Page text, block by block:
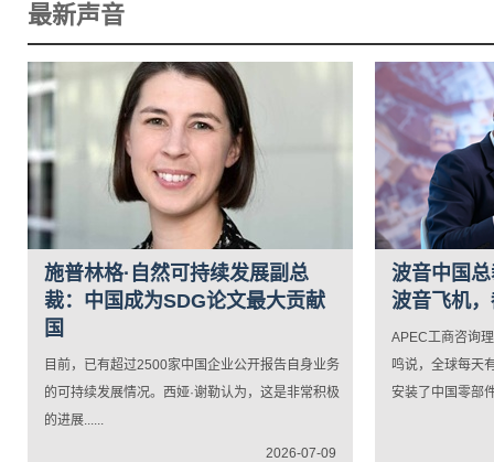
最新声音
施普林格·自然可持续发展副总
裁：中国成为SDG论文最大贡献
国
目前，已有超过2500家中国企业公开报告自身业务
的可持续发展情况。西娅·谢勒认为，这是非常积极
的进展......
2026-07-09
波音中国
波音飞机
APEC工商咨询
鸣说，全球每天
安装了中国零部